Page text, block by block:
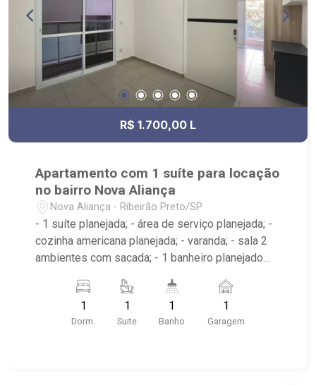
R$ 1.700,00 L
Apartamento com 1 suíte para locação
no bairro Nova Aliança
Nova Aliança - Ribeirão Preto/SP
- 1 suíte planejada; - área de serviço planejada; -
cozinha americana planejada; - varanda; - sala 2
ambientes com sacada; - 1 banheiro planejado
Shopping, UNIP, Pizzaria Verace;
1
Dorm.
1
Suite
1
Banho
1
Garagem